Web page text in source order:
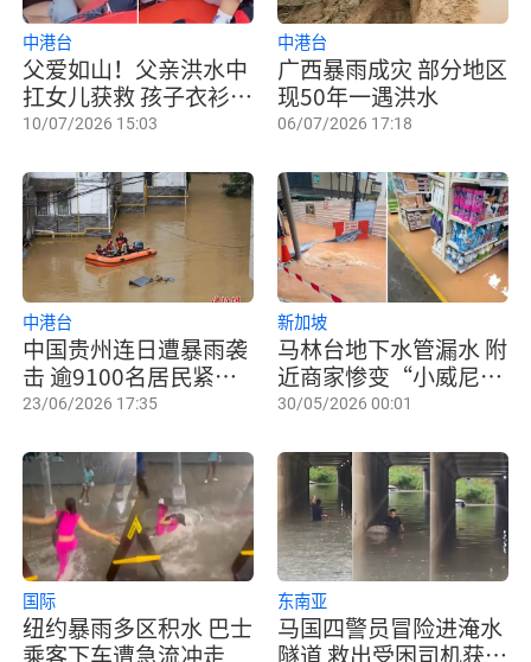
父爱如山！父亲洪水中
扛女儿获救 孩子衣衫滴
水未沾
中港台
10/07/2026 15:03
广西暴雨成灾 部分地区
现50年一遇洪水
中港台
06/07/2026 17:18
中国贵州连日遭暴雨袭
击 逾9100名居民紧急
疏散
中港台
23/06/2026 17:35
马林台地下水管漏水 附
近商家惨变“小威尼
斯”
新加坡
30/05/2026 00:01
纽约暴雨多区积水 巴士
国际
马国四警员冒险进淹水
东南亚